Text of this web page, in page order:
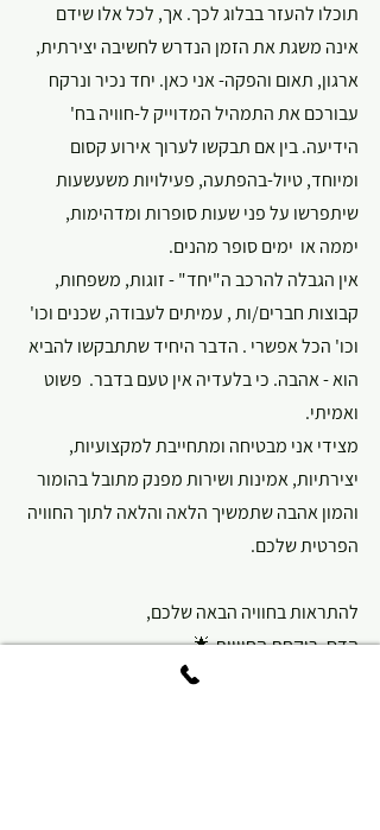
תוכלו להעזר בבלוג לכך. אך, לכל אלו שידם
אינה משגת את הזמן הנדרש לחשיבה יצירתית,
ארגון, תאום והפקה- אני כאן. יחד נכיר ונרקח
עבורכם את התמהיל המדוייק ל-חוויה בח'
הידיעה. בין אם תבקשו לערוך אירוע קסום
ומיוחד, טיול-בהפתעה, פעילויות משעשעות
שיתפרשו על פני שעות סופרות ומדהימות,
יממה או  ימים סופר מהנים.
אין הגבלה להרכב ה"יחד" - זוגות, משפחות,
קבוצות חברים/ות , עמיתים לעבודה, שכנים וכו'
וכו' הכל אפשרי . הדבר היחיד שתתבקשו להביא
הוא - אהבה. כי בלעדיה אין טעם בדבר.  פשוט
ואמיתי.
מצידי אני מבטיחה ומתחייבת למקצועיות,
יצירתיות, אמינות ושירות מפנק מתובל בהומור
והמון אהבה שתמשיך הלאה והלאה לתוך החוויה
הפרטית שלכם.
להתראות בחוויה הבאה שלכם​,
הדס, רוקחת החוויות 🌟